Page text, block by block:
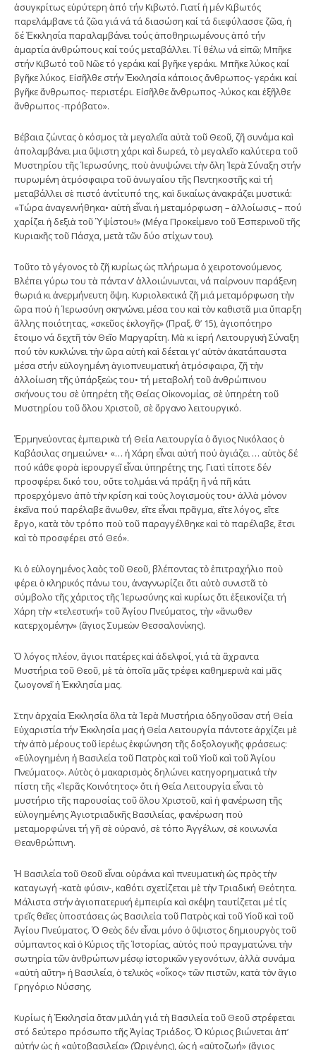
ἀσυγκρίτως εὐρύτερη ἀπό τήν Κιβωτό. Γιατί ἡ μέν Κιβωτός
παρελάμβανε τά ζῶα γιά νά τά διασώση καί τά διεφύλασσε ζῶα, ἡ
δέ Ἐκκλησία παραλαμβάνει τούς ἀποθηριωμένους ἀπό τήν
ἁμαρτία ἀνθρώπους καί τούς μεταβάλλει. Τί θέλω νά εἰπῶ; Μπῆκε
στήν Κιβωτό τοῦ Νῶε τό γεράκι καί βγῆκε γεράκι. Μπῆκε λύκος καί
βγῆκε λύκος. Εἰσῆλθε στήν Ἐκκλησία κάποιος ἄνθρωπος- γεράκι καί
βγῆκε ἄνθρωπος- περιστέρι. Εἰσῆλθε ἄνθρωπος -λύκος και ἐξῆλθε
ἄνθρωπος -πρόβατο».
Βέβαια ζώντας ὁ κόσμος τὰ μεγαλεῖα αὐτὰ τοῦ Θεοῦ, ζῆ συνάμα καὶ
ἀπολαμβάνει μια ὕψιστη χάρι καὶ δωρεά, τὸ μεγαλεῖο καλύτερα τοῦ
Μυστηρίου τῆς Ἱερωσύνης, ποὺ ἀνυψώνει τὴν ὅλη Ἱερὰ Σύναξη στήν
πυρωμένη ἀτμόσφαιρα τοῦ ἀνωγαίου τῆς Πεντηκοστῆς καὶ τή
μεταβάλλει σὲ πιστό ἀντίτυπό της, καὶ δικαίως ἀνακράζει μυστικά:
«Τώρα ἀναγεννήθηκα• αὐτὴ εἶναι ἡ μεταμόρφωση – ἀλλοίωσις – πού
χαρίζει ἡ δεξιὰ τοῦ Ὑψίστου!» (Μέγα Προκείμενο τοῦ Ἑσπερινοῦ τῆς
Κυριακῆς τοῦ Πάσχα, μετὰ τῶν δύο στίχων του).
Τοῦτο τὸ γέγονος τὸ ζῆ κυρίως ὡς πλήρωμα ὁ χειροτονούμενος.
Βλέπει γύρω του τὰ πάντα ν’ ἀλλοιώνωνται, νά παίρνουν παράξενη
θωριά κι ἀνερμήνευτη ὄψη. Κυριολεκτικά ζῆ μιά μεταμόρφωση τὴν
ὥρα πού ἡ Ἱερωσύνη σκηνώνει μέσα του καὶ τὸν καθιστᾶ μια ὕπαρξη
ἄλλης ποιότητας, «σκεῦος ἐκλογῆς» (Πραξ. θ’ 15), ἁγιοπότηρο
ἕτοιμο νά δεχτῆ τὸν Θεῖο Μαργαρίτη. Μὰ κι ἱερή Λειτουργικὴ Σύναξη
πού τὸν κυκλώνει τὴν ὥρα αὐτὴ καὶ δέεται γι’ αὐτὸν ἀκατάπαυστα
μέσα στήν εὐλογημένη ἁγιοπνευματική ἀτμόσφαιρα, ζῆ τὴν
ἀλλοίωση τῆς ὑπάρξεὼς του• τή μεταβολή τοῦ ἀνθρώπινου
σκήνους του σὲ ὑπηρέτη τῆς Θείας Οἰκονομίας, σὲ ὑπηρέτη τοῦ
Μυστηρίου τοῦ ὅλου Χριστοῦ, σὲ ὄργανο λειτουργικό.
Ἑρμηνεύοντας ἐμπειρικὰ τή Θεία Λειτουργία ὁ ἅγιος Νικόλαος ὁ
Καβάσιλας σημειώνει• «… ἡ Χάρη εἶναι αὐτή πού ἁγιάζει … αὐτὸς δέ
πού κάθε φορὰ ἱερουργεῖ εἶναι ὑπηρέτης της. Γιατὶ τίποτε δέν
προσφέρει δικό του, οὔτε τολμάει νά πράξη ἤ νά πῆ κάτι
προερχόμενο ἀπὸ τὴν κρίση καὶ τοὺς λογισμοὺς του• ἀλλὰ μόνον
ἐκεῖνα πού παρέλαβε ἄνωθεν, εἴτε εἶναι πρᾶγμα, εἴτε λόγος, εἴτε
ἔργο, κατὰ τὸν τρόπο ποὺ τοῦ παραγγέλθηκε καὶ τὸ παρέλαβε, ἔτσι
καὶ τὸ προσφέρει στό Θεό».
Κι ὁ εὐλογημένος λαὸς τοῦ Θεοῦ, βλέποντας τὸ ἐπιτραχήλιο ποὺ
φέρει ὁ κληρικός πάνω του, ἀναγνωρίζει ὅτι αὐτὸ συνιστᾶ τὸ
σύμβολο τῆς χάριτος τῆς Ἱερωσύνης καὶ κυρίως ὅτι ἐξεικονίζει τή
Χάρη τὴν «τελεστική» τοῦ Ἁγίου Πνεύματος, τὴν «ἄνωθεν
κατερχομένην» (ἅγιος Συμεὼν Θεσσαλονίκης).
Ὁ λόγος πλέον, ἅγιοι πατέρες καὶ ἀδελφοί, γιά τὰ ἄχραντα
Μυστήρια τοῦ Θεοῦ, μὲ τὰ ὁποῖα μᾶς τρέφει καθημερινὰ καὶ μᾶς
ζωογονεῖ ἡ Ἐκκλησία μας.
Στην ἀρχαία Ἐκκλησία ὅλα τὰ Ἱερὰ Μυστήρια ὁδηγοῦσαν στή Θεία
Εὐχαριστία τήν Ἐκκλησία μας ἡ Θεία Λειτουργία πάντοτε ἀρχίζει μὲ
τὴν ἀπὸ μέρους τοῦ ἱερέως ἐκφώνηση τῆς δοξολογικῆς φράσεως:
«Εὐλογημένη ἡ Βασιλεία τοῦ Πατρὸς καὶ τοῦ Υἱοῦ καὶ τοῦ Ἁγίου
Πνεύματος». Αὐτὸς ὁ μακαρισμὸς δηλώνει κατηγορηματικά τὴν
πίστη τῆς «Ἱερᾶς Κοινότητος» ὅτι ἡ Θεία Λειτουργία εἶναι τὸ
μυστήριο τῆς παρουσίας τοῦ ὅλου Χριστοῦ, καὶ ἡ φανέρωση τῆς
εὐλογημένης Ἁγιοτριαδικῆς Βασιλείας, φανέρωση ποὺ
μεταμορφώνει τή γῆ σὲ οὐρανό, σὲ τόπο Ἀγγέλων, σὲ κοινωνία
Θεανθρώπινη.
Ἡ Βασιλεία τοῦ Θεοῦ εἶναι οὐράνια καὶ πνευματικὴ ὡς πρὸς τὴν
καταγωγή -κατὰ φύσιν-, καθότι σχετίζεται μὲ τὴν Τριαδική Θεότητα.
Μάλιστα στήν ἁγιοπατερική ἐμπειρία καὶ σκέψη ταυτίζεται μέ τίς
τρεῖς θεῖες ὑποστάσεις ὡς Βασιλεία τοῦ Πατρὸς καὶ τοῦ Υἱοῦ καὶ τοῦ
Ἁγίου Πνεύματος. Ὁ Θεὸς δέν εἶναι μόνο ὁ ὕψιστος δημιουργὸς τοῦ
σύμπαντος καὶ ὁ Κύριος τῆς Ἱστορίας, αὐτός πού πραγματώνει τὴν
σωτηρία τῶν ἀνθρώπων μέσῳ ἱστορικῶν γεγονότων, ἀλλὰ συνάμα
«αὐτὴ αὕτη» ἡ Βασιλεία, ὁ τελικὸς «οἶκος» τῶν πιστῶν, κατὰ τὸν ἅγιο
Γρηγόριο Νύσσης.
Κυρίως ἡ Ἐκκλησία ὅταν μιλάη γιά τὴ Βασιλεία τοῦ Θεοῦ στρέφεται
στό δεύτερο πρόσωπο τῆς Ἁγίας Τριάδος. Ὁ Κύριος βιώνεται ἀπ’
αὐτήν ὡς ἡ «αὐτοβασιλεία» (Ὠριγένης), ὡς ἡ «αὐτοζωή» (ἅγιος